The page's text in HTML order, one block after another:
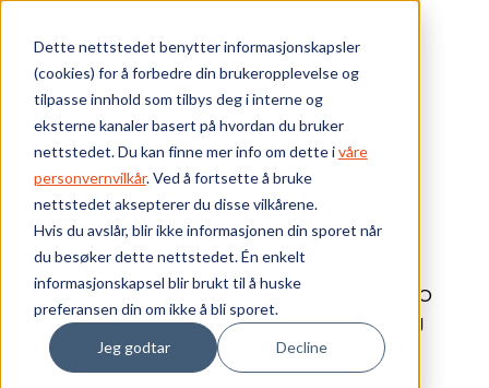
Dette nettstedet benytter informasjonskapsler
(cookies) for å forbedre din brukeropplevelse og
tilpasse innhold som tilbys deg i interne og
eksterne kanaler basert på hvordan du bruker
nettstedet. Du kan finne mer info om dette ivåre
personvernvilkår. Ved å fortsette å bruke
nettstedet aksepterer du disse vilkårene.
Hvis du avslår, blir ikke informasjonen din sporet når
du besøker dette nettstedet. Én enkelt
informasjonskapsel blir brukt til å huske
preferansen din om ikke å bli sporet.
Jeg godtar Decline
Skip to main content
Webshop I/O systemer 1732 ArmorBlock I/O
1732 ArmorBlock I/O
1732 ArmorBlock I/O er en robust serie med I/O
beregnet på montasje direkte på maskiner og
utstyr. Flere alternativer for
nettverkskommunikasjon.
Bærekraft
Vi tilbyr
Ressurser
Om oss